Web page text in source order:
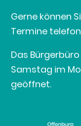
Gerne können
Termine
Das
Samstag im
geöffnet.